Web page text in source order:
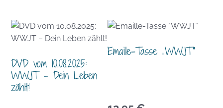
DVD vom 10.08.2025:
WWJT – Dein Leben
zählt!
Emaille-Tasse „WWJT“